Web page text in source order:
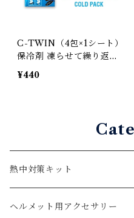
C-TWIN（4包×1シート）
保冷剤 凍らせて繰り返し
使える
¥440
熱中対策キット
ヘルメット用アクセサリー